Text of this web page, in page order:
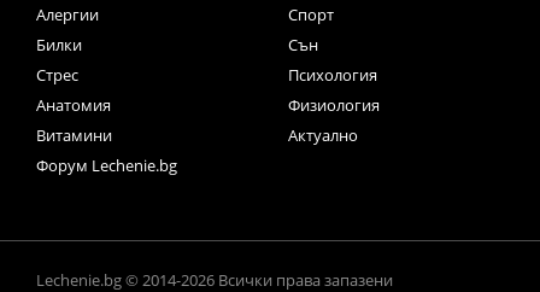
Алергии
Спорт
Билки
Сън
Стрес
Психология
Анатомия
Физиология
Витамини
Актуално
Форум Lechenie.bg
Lechenie.bg © 2014-2026 Всички права запазени